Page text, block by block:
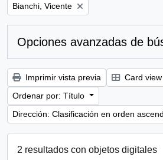
Remove filter:
Bianchi, Vicente
Opciones avanzadas de
Imprimir vista previa Card view
Ordenar por: Título
Dirección: Clasificación en orden
2 resultados con objetos digitales